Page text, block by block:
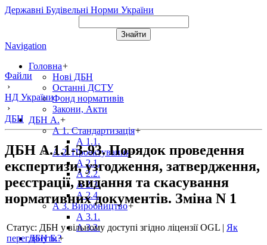
Державні Будівельні Норми України
Navigation
Головна+
Нові ДБН
Останні ДСТУ
Фонд нормативів
Закони, Акти
ДБН А.+
А 1. Стандартизація+
А 1.1.
А 2. Проектування+
А 2.1.
А 2.2.
А 2.3.
А 2.4.
А 3. Виробництво+
А 3.1.
А 3.2.
ДБН Б.+
Файли
›
НД України
›
ДБН
ДБН А.1.1-3-93. Порядок проведення
експертизи, узгодження, затвердження,
реєстрації, видання та скасування
нормативних документів. Зміна N 1
Статус: ДБН у вільному доступі згідно ліцензії OGL | Як
переглянути?